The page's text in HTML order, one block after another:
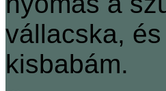
vállacska,
kisbabám.